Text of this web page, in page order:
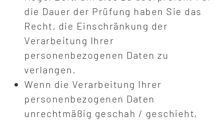
die Dauer der Prüfung haben Sie das
Recht, die Einschränkung der
Verarbeitung Ihrer
personenbezogenen Daten zu
verlangen.
Wenn die Verarbeitung Ihrer
personenbezogenen Daten
unrechtmäßig geschah / geschieht,